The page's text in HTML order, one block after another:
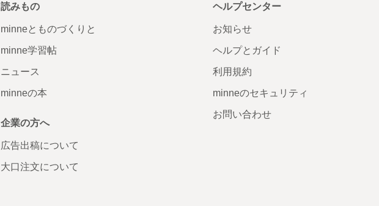
読みもの
minneとものづくりと
minne学習帖
ニュース
minneの本
企業の方へ
広告出稿について
大口注文について
ヘルプセンター
お知らせ
ヘルプとガイド
利用規約
minneのセキュリティ
お問い合わせ